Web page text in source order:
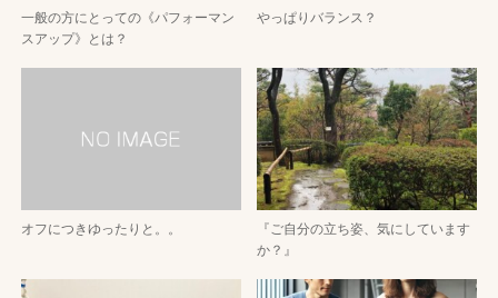
一般の方にとっての《パフォーマン
スアップ》とは？
やっぱりバランス？
オフにつきゆったりと。。
『ご自分の立ち姿、気にしています
か？』